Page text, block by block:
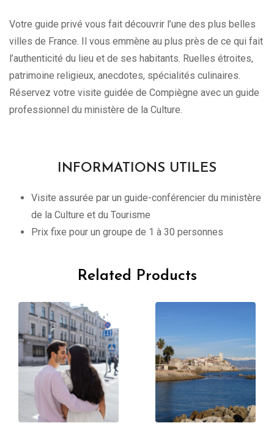
Votre guide privé vous fait découvrir l’une des plus belles
villes de France. Il vous emmène au plus près de ce qui fait
l’authenticité du lieu et de ses habitants. Ruelles étroites,
patrimoine religieux, anecdotes, spécialités culinaires.
Réservez votre visite guidée de Compiègne avec un guide
professionnel du ministère de la Culture.
INFORMATIONS UTILES
Visite assurée par un guide-conférencier du ministère
de la Culture et du Tourisme
Prix fixe pour un groupe de 1 à 30 personnes
Related Products